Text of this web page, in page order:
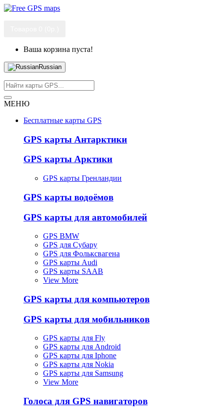
Ваша корзина пуста!
Russian
МЕНЮ
Бесплатные карты GPS
GPS карты Антарктики
GPS карты Арктики
GPS карты Гренландии
GPS карты водоёмов
GPS карты для автомобилей
GPS BMW
GPS для Субару
GPS для Фольксвагена
GPS карты Audi
GPS карты SAAB
View More
GPS карты для компьютеров
GPS карты для мобильников
GPS карты для Fly
GPS карты для Android
GPS карты для Iphone
GPS карты для Nokia
GPS карты для Samsung
View More
Голоса для GPS навигаторов